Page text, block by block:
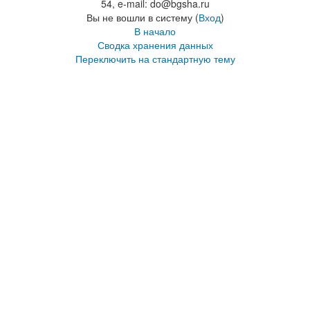
54, e-mail: do@bgsha.ru
Вы не вошли в систему (Вход)
В начало
Сводка хранения данных
Переключить на стандартную тему